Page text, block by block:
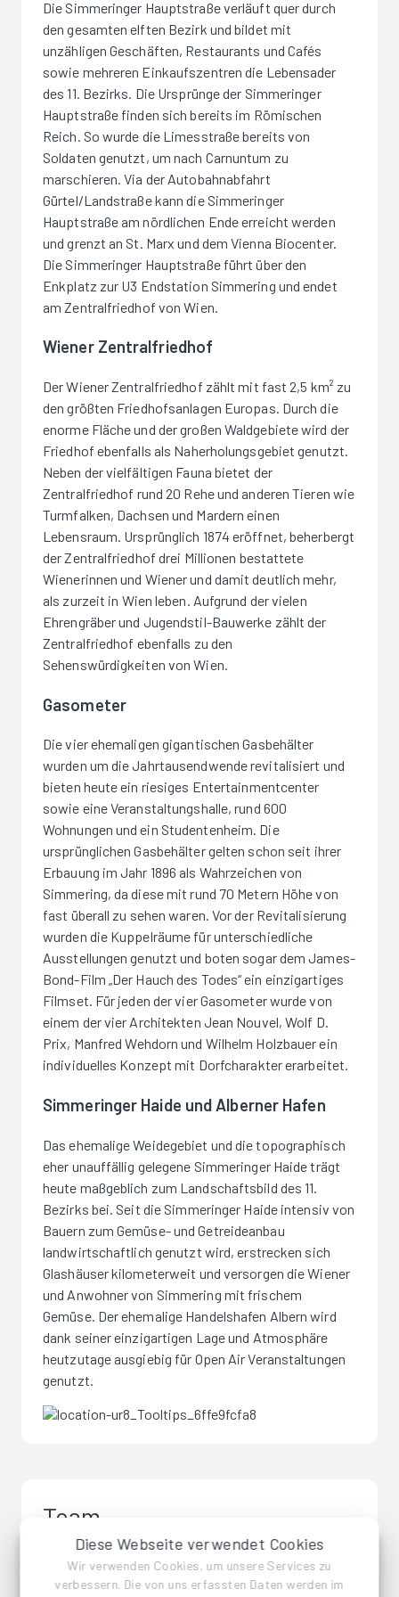
Diese Webseite verwendet Cookies
Wir verwenden Cookies, um unsere Services zu
verbessern. Die von uns erfassten Daten werden im
Die Simmeringer Hauptstraße verläuft quer durch
den gesamten elften Bezirk und bildet mit
unzähligen Geschäften, Restaurants und Cafés
sowie mehreren Einkaufszentren die Lebensader
des 11. Bezirks. Die Ursprünge der Simmeringer
Hauptstraße finden sich bereits im Römischen
Reich. So wurde die Limesstraße bereits von
Soldaten genutzt, um nach Carnuntum zu
marschieren. Via der Autobahnabfahrt
Gürtel/Landstraße kann die Simmeringer
Hauptstraße am nördlichen Ende erreicht werden
und grenzt an St. Marx und dem Vienna Biocenter.
Die Simmeringer Hauptstraße führt über den
Enkplatz zur U3 Endstation Simmering und endet
am Zentralfriedhof von Wien.
Wiener Zentralfriedhof
Der Wiener Zentralfriedhof zählt mit fast 2,5 km² zu
den größten Friedhofsanlagen Europas. Durch die
enorme Fläche und der großen Waldgebiete wird der
Friedhof ebenfalls als Naherholungsgebiet genutzt.
Neben der vielfältigen Fauna bietet der
Zentralfriedhof rund 20 Rehe und anderen Tieren wie
Turmfalken, Dachsen und Mardern einen
Lebensraum. Ursprünglich 1874 eröffnet, beherbergt
der Zentralfriedhof drei Millionen bestattete
Wienerinnen und Wiener und damit deutlich mehr,
als zurzeit in Wien leben. Aufgrund der vielen
Ehrengräber und Jugendstil-Bauwerke zählt der
Zentralfriedhof ebenfalls zu den
Sehenswürdigkeiten von Wien.
Gasometer
Die vier ehemaligen gigantischen Gasbehälter
wurden um die Jahrtausendwende revitalisiert und
bieten heute ein riesiges Entertainmentcenter
sowie eine Veranstaltungshalle, rund 600
Wohnungen und ein Studentenheim. Die
ursprünglichen Gasbehälter gelten schon seit ihrer
Erbauung im Jahr 1896 als Wahrzeichen von
Simmering, da diese mit rund 70 Metern Höhe von
fast überall zu sehen waren. Vor der Revitalisierung
wurden die Kuppelräume für unterschiedliche
Ausstellungen genutzt und boten sogar dem James-
Bond-Film „Der Hauch des Todes“ ein einzigartiges
Filmset. Für jeden der vier Gasometer wurde von
einem der vier Architekten Jean Nouvel, Wolf D.
Prix, Manfred Wehdorn und Wilhelm Holzbauer ein
individuelles Konzept mit Dorfcharakter erarbeitet.
Simmeringer Haide und Alberner Hafen
Das ehemalige Weidegebiet und die topographisch
eher unauffällig gelegene Simmeringer Haide trägt
heute maßgeblich zum Landschaftsbild des 11.
Bezirks bei. Seit die Simmeringer Haide intensiv von
Bauern zum Gemüse- und Getreideanbau
landwirtschaftlich genutzt wird, erstrecken sich
Glashäuser kilometerweit und versorgen die Wiener
und Anwohner von Simmering mit frischem
Gemüse. Der ehemalige Handelshafen Albern wird
dank seiner einzigartigen Lage und Atmosphäre
heutzutage ausgiebig für Open Air Veranstaltungen
genutzt.
Team
Wir sind Profis für alles, was mit dem Ankauf von